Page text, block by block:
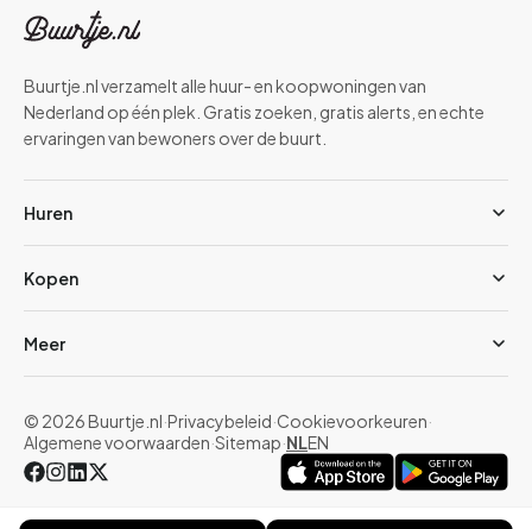
Buurtje.nl verzamelt alle huur- en koopwoningen van
Nederland op één plek. Gratis zoeken, gratis alerts, en echte
ervaringen van bewoners over de buurt.
Huren
Kopen
Meer
© 2026 Buurtje.nl·Privacybeleid·Cookievoorkeuren·
Algemene voorwaarden·Sitemap·NLEN